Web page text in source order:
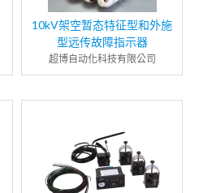
10kV架空暂态特征型和外施
型远传故障指示器
超博自动化科技有限公司